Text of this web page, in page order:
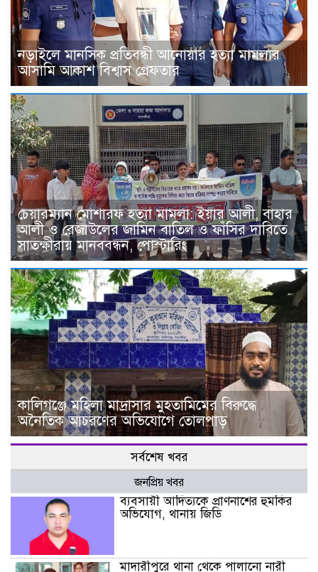
নড়াইলে মানসিক প্রতিবন্ধী আনোয়ার হত্যা মামলার
আসামি আকাশ বিশ্বাস গ্রেফতার
চেয়ারম্যান মোশারফ হত্যা মামলা: ইয়ার আলী, বাহার
আলী ও রেজাউলের জামিন বাতিল ও ফাঁসির দাবিতে
সাতক্ষীরায় মানববন্ধন, পোস্টারিং
কালিগঞ্জে মহিলা মাদ্রাসার মুহতামিমের বিরুদ্ধে
অনৈতিক আচরণের অভিযোগে তোলপাড়
সর্বশেষ খবর
জনপ্রিয় খবর
ব্যবসায়ী আদিত্যকে প্রাণনাশের হুমকির
অভিযোগ, থানায় জিডি
মাদারীপুরে থানা থেকে পালানো নারী